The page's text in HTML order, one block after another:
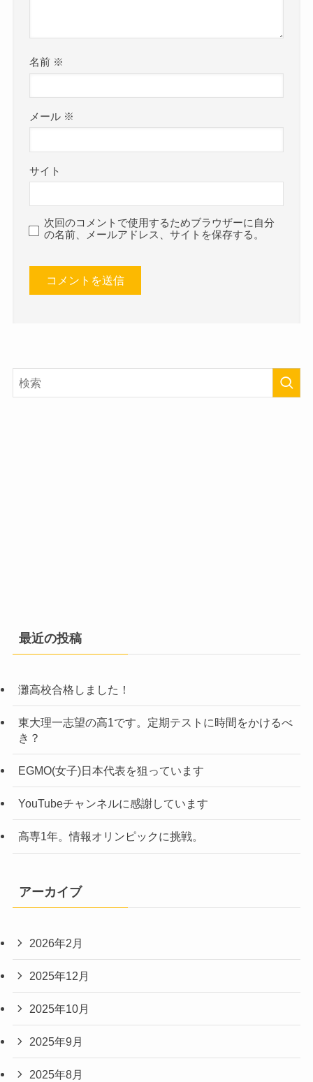
名前 ※
メール ※
サイト
次回のコメントで使用するためブラウザーに自分
の名前、メールアドレス、サイトを保存する。
最近の投稿
灘高校合格しました！
東大理一志望の高1です。定期テストに時間をかけるべ
き？
EGMO(女子)日本代表を狙っています
YouTubeチャンネルに感謝しています
高専1年。情報オリンピックに挑戦。
アーカイブ
2026年2月
2025年12月
2025年10月
2025年9月
2025年8月